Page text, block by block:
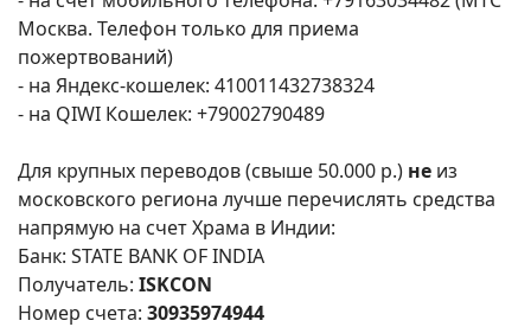
Москва. Телефон только для приема
пожертвований)
- на Яндекс-кошелек: 410011432738324
- на QIWI Кошелек: +79002790489
Для крупных переводов (свыше 50.000 р.) не из
московского региона лучше перечислять средства
напрямую на счет Храма в Индии:
Банк: STATE BANK OF INDIA
Получатель: ISKCON
Номер счета: 30935974944